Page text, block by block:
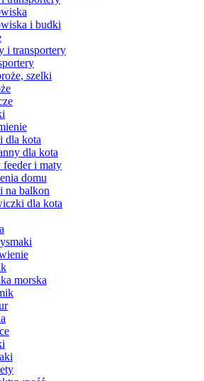
i budki
i transportery
szelki
dla kota
dla kota
feeder i maty
domu
na balkon
dla kota
morska